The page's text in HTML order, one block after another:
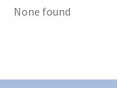
None found